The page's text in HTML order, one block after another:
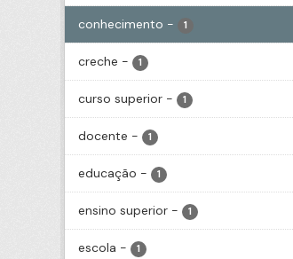
conhecimento - 1
creche - 1
curso superior - 1
docente - 1
educação - 1
ensino superior - 1
escola - 1